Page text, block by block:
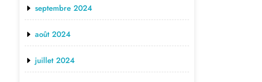
septembre 2024
août 2024
juillet 2024